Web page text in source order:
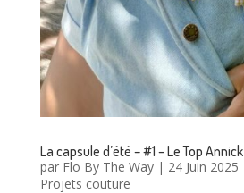
La capsule d’été – #1 – Le Top Annick
par Flo By The Way| 24 Juin 2025
Projets couture